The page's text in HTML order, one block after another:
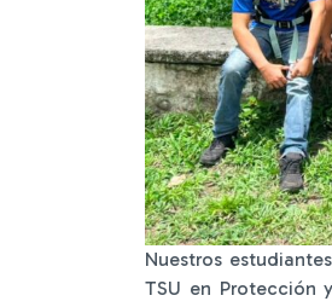
Nuestros
TSU en Protección